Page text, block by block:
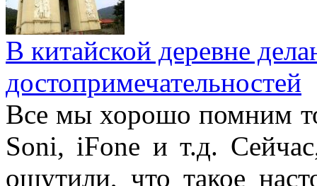
В китайской деревне
достопримечательностей
Все мы хорошо помним
Soni, iFone и т.д.
ощутили, что такое